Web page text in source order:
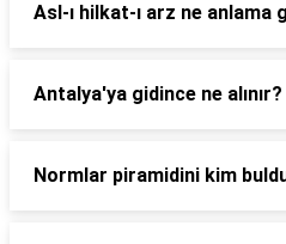
Asl-ı hilkat-ı arz ne anlama
Antalya'ya gidince ne alınır?
Normlar piramidini kim